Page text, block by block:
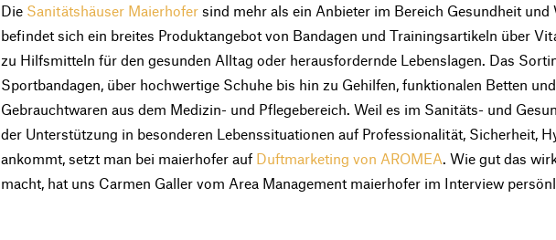
Die Sanitätshäuser Maierhofersind mehr als ein Anbieter im Bereich Gesundheit und
befindet sich ein breites Produktangebot von Bandagen und Trainingsartikeln über
zu Hilfsmitteln für den gesunden Alltag oder herausfordernde Lebenslagen. Das
Sportbandagen, über hochwertige Schuhe bis hin zu Gehilfen, funktionalen Betten
Gebrauchtwaren aus dem Medizin- und Pflegebereich. Weil es im Sanitäts- und
der Unterstützung in besonderen Lebenssituationen auf Professionalität, Sicherheit,
ankommt, setzt man bei maierhofer auf Duftmarketing von AROMEA . Wie gut das
macht, hat uns Carmen Galler vom Area Management maierhofer im Interview